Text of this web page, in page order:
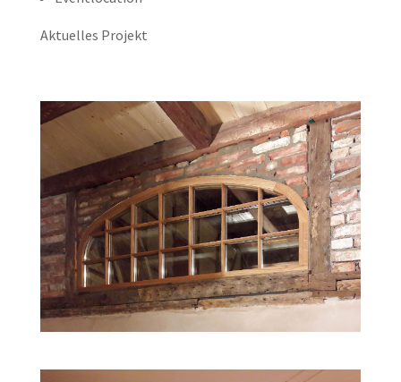
Aktuelles Projekt